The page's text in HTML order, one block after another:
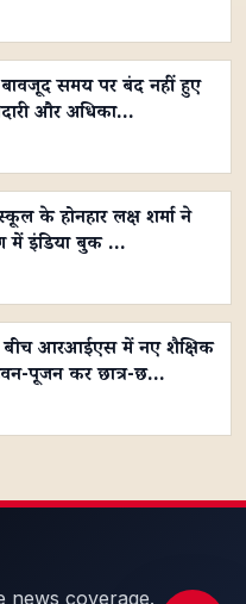
समय पर बंद नहीं हुए
और अधिका…
के होनहार लक्ष शर्मा ने
में इंडिया बुक …
बीच आरआईएस में नए शैक्षिक
पूजन कर छात्र-छ…
news coverage.